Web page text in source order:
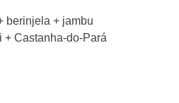
berinjela + jambu
+ Castanha-do-Pará